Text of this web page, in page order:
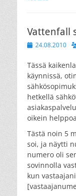
Vattenfall
Posted
24.08.2010
Tässä
käynnissä,
hetkellä
oikein
Tästä noin 5
soi, ja näytti
numero oli
sovinnolla
kun